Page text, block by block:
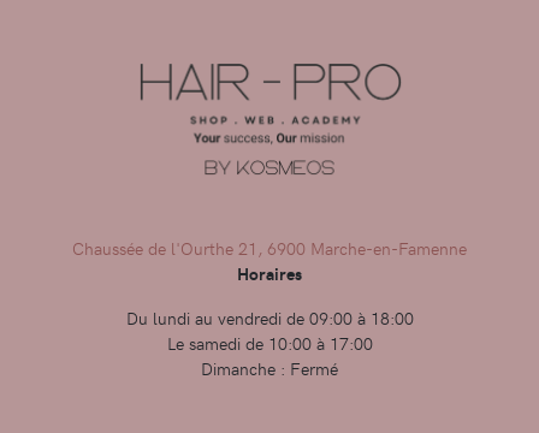
Chaussée de l'Ourthe 21, 6900 Marche-en-Famenne
Horaires
Du lundi au vendredi de 09:00 à 18:00
Le samedi de 10:00 à 17:00
Dimanche : Fermé